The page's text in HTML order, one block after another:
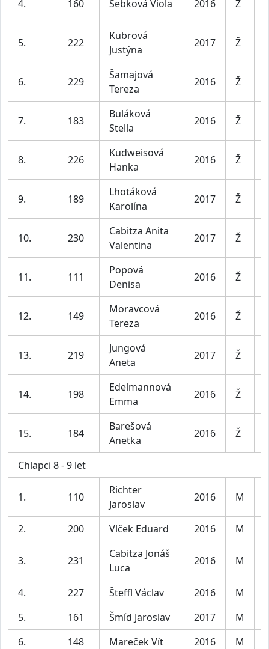
4. 160 Šebková Viola 2016 Ž
5. 222
Kubrová
Justýna
2017 Ž
6. 229
Šamajová
Tereza
2016 Ž
7. 183
Buláková
Stella
2016 Ž
8. 226
Kudweisová
Hanka
2016 Ž
9. 189
Lhotáková
Karolína
2017 Ž
10. 230
Cabitza Anita
Valentina
2017 Ž
11. 111
Popová
Denisa
2016 Ž
12. 149
Moravcová
Tereza
2016 Ž
13. 219
Jungová
Aneta
2017 Ž
14. 198
Edelmannová
Emma
2016 Ž
15. 184
Barešová
Anetka
2016 Ž
Chlapci 8 - 9 let
1. 110
Richter
Jaroslav
2016 M
2. 200 Vlček Eduard 2016 M
3. 231
Cabitza Jonáš
Luca
2016 M
4. 227 Šteffl Václav 2016 M
5.
161 Šmíd Jaroslav 2017 M
6.
148 Mareček Vít 2016 M